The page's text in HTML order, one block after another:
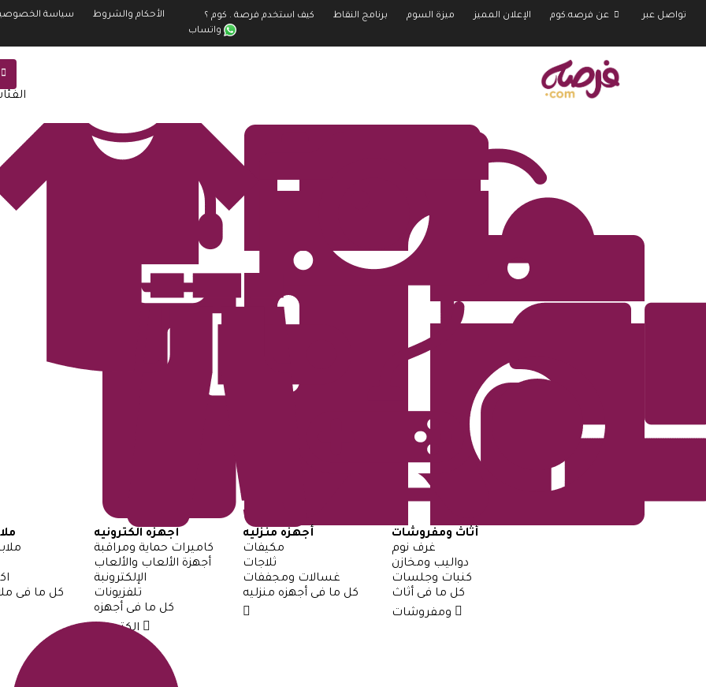
عن فرصه.كوم الإعلان المميز ميزة السوم برنامج النقاط كيف استخدم فرصة . كوم ؟
تواصل عبر
الأحكام والشروط سياسة
أثاث ومفروشات
غرف نوم
دواليب ومخازن
كنبات وجلسات
كل ما فى أثاث
أجهزه منزليه
مكيفات
ثلاجات
غسالات ومجففات
كل ما فى أجهزه منزليه
أجهزه الكترونيه
كاميرات حماية ومراقبة
أجهزة الألعاب والألعاب
الإلكترونبة
تلفزيونات
كل ما فى أجهزه
كل ما فى